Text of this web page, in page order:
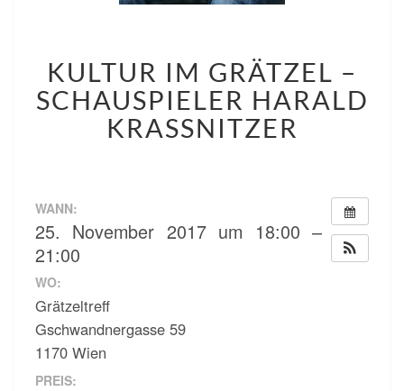
IM
GRÄTZEL
–
SCHAUSPIELER
KULTUR IM GRÄTZEL –
SCHAUSPIELER HARALD
KRASSNITZER
WANN:
25. November 2017 um 18:00 –
21:00
WO:
Grätzeltreff
Gschwandnergasse 59
1170 Wien
PREIS: